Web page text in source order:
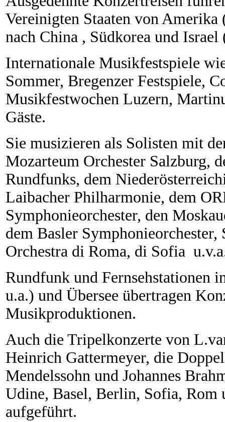
Vereinigten Staaten von
nach China , Südkorea und
Internationale Musikfestspiele
Sommer, Bregenzer Festspiele,
Musikfestwochen Luzern,
Gäste.
Sie musizieren als Solisten mit
Mozarteum Orchester Salzburg,
Rundfunks, dem
Laibacher Philharmonie, dem
Symphonieorchester, den
dem Basler
Orchestra di Roma, di Sofia
Rundfunk und Fernsehstationen
u.a.) und Übersee übertragen
Musikproduktionen.
Auch die Tripelkonzerte von
Heinrich Gattermeyer, die
Mendelssohn und Johannes
Udine, Basel, Berlin, Sofia,
aufgeführt.